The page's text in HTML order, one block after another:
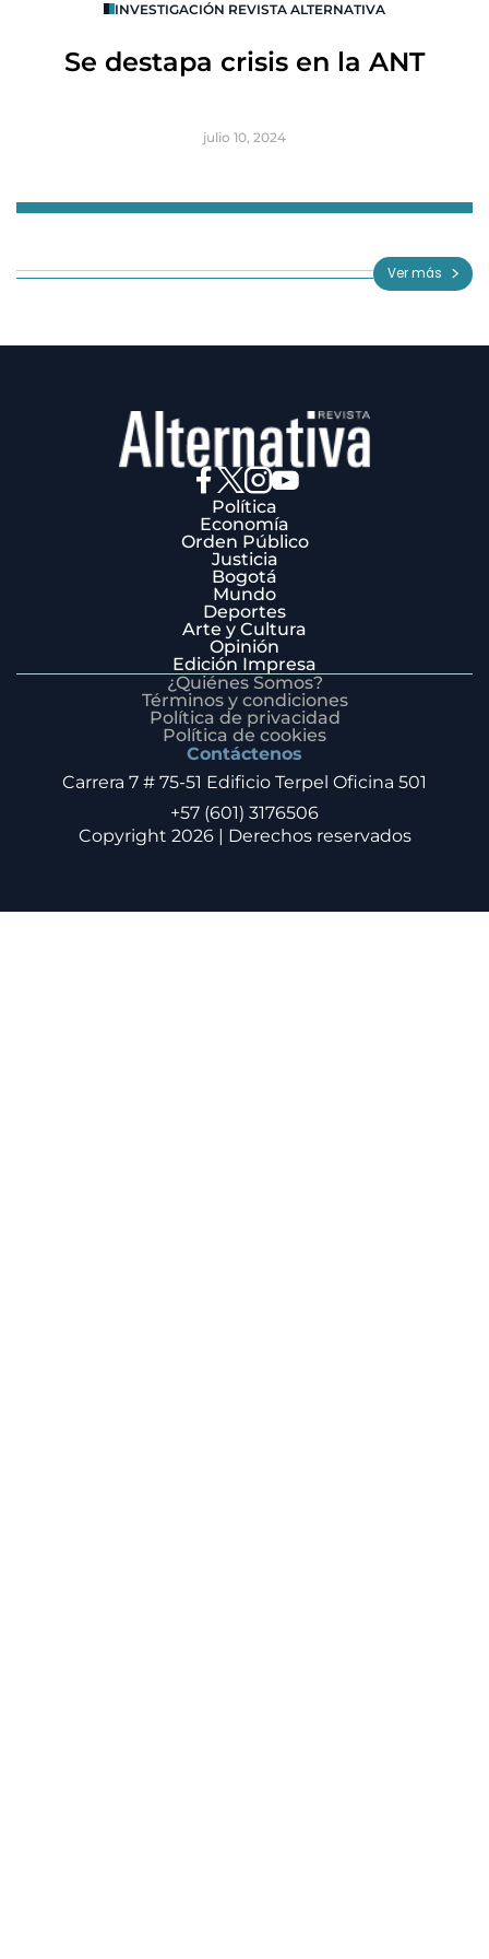
INVESTIGACIÓN REVISTA ALTERNATIVA
Se destapa crisis en la ANT
julio 10, 2024
3
Ver más
Política
Economía
Orden Público
Justicia
Bogotá
Mundo
Deportes
Arte y Cultura
Opinión
Edición Impresa
¿Quiénes Somos?
Términos y condiciones
Política de privacidad
Política de cookies
Contáctenos
Carrera 7 # 75-51 Edificio Terpel Oficina 501
+57 (601) 3176506
Copyright 2026 | Derechos reservados